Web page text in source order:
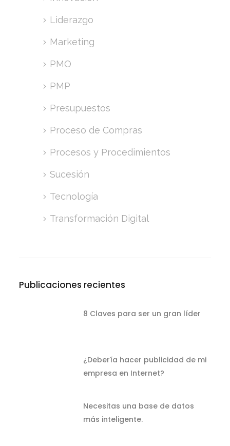
Liderazgo
Marketing
PMO
PMP
Presupuestos
Proceso de Compras
Procesos y Procedimientos
Sucesión
Tecnología
Transformación Digital
Publicaciones recientes
8 Claves para ser un gran líder
¿Debería hacer publicidad de mi
empresa en Internet?
Necesitas una base de datos
más inteligente.